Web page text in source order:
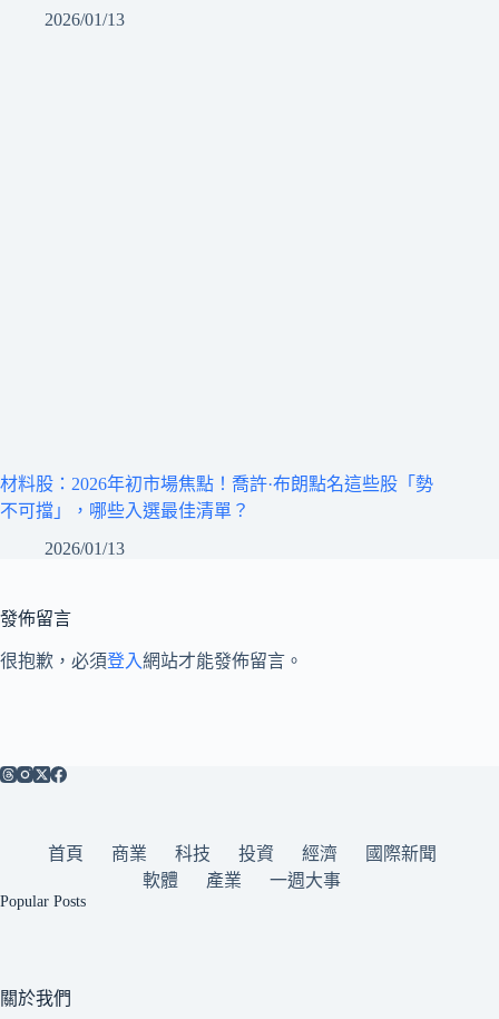
2026/01/13
材料股：2026年初市場焦點！喬許·布朗點名這些股「勢
不可擋」，哪些入選最佳清單？
2026/01/13
發佈留言
很抱歉，必須登入網站才能發佈留言。
首頁 商業 科技 投資 經濟
國際新聞
軟體
產業 一週大事
Popular Posts
關於我們